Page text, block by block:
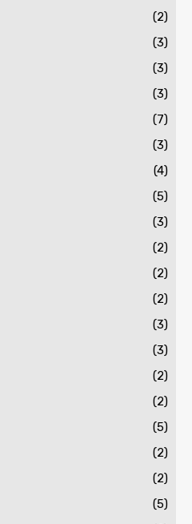
(2)
(3)
(3)
(3)
(7)
(3)
(4)
(5)
(3)
(2)
(2)
(2)
(3)
(3)
(2)
(2)
(5)
(2)
(2)
(5)